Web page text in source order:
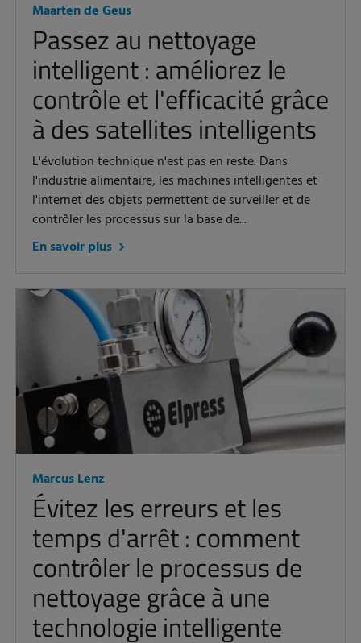
Maarten de Geus
Passez au nettoyage
intelligent : améliorez le
contrôle et l'efficacité grâce
à des satellites intelligents
L'évolution technique n'est pas en reste. Dans
l'industrie alimentaire, les machines intelligentes et
l'internet des objets permettent de surveiller et de
contrôler les processus sur la base de...
En savoir plus
Marcus Lenz
Évitez les erreurs et les
temps d'arrêt : comment
contrôler le processus de
nettoyage grâce à une
technologie intelligente